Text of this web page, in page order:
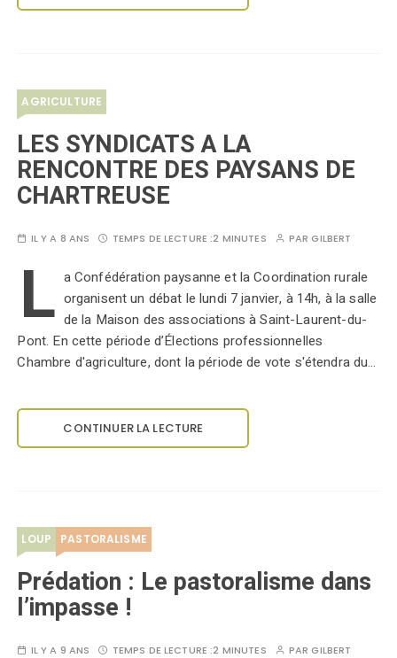
AGRICULTURE
LES SYNDICATS A LA
RENCONTRE DES PAYSANS DE
CHARTREUSE
IL Y A 8 ANS TEMPS DE LECTURE :2 MINUTES PARGILBERT
L a Confédération paysanne et la Coordination rurale
organisent un débat le lundi 7 janvier, à 14h, à la salle
de la Maison des associations à Saint-Laurent-du-
Pont. En cette période d’Élections professionnelles
Chambre d'agriculture, dont la période de vote s'étendra du…
CONTINUER LA LECTURE
LOUP PASTORALISME
Prédation : Le pastoralisme dans
l’impasse !
IL Y A 9 ANS TEMPS DE LECTURE :2 MINUTES PARGILBERT